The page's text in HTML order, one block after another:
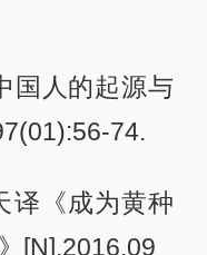
国人的起源与
74.
译《成为黄种
[N].2016.09